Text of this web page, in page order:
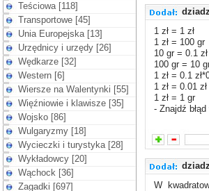
Teściowa [118]
Transportowe [45]
Unia Europejska [13]
Urzędnicy i urzędy [26]
Wędkarze [32]
Western [6]
Wiersze na Walentynki [55]
Więźniowie i klawisze [35]
Wojsko [86]
Wulgaryzmy [18]
Wycieczki i turystyka [28]
Wykładowcy [20]
Wąchock [36]
Zagadki [697]
1 zł = 1 zł
1 zł = 100 gr
10 gr = 0.1 zł
100 gr = 10
1 zł = 0.1
1 zł = 0.01 zł
1 zł = 1 gr
- Znajdź
W